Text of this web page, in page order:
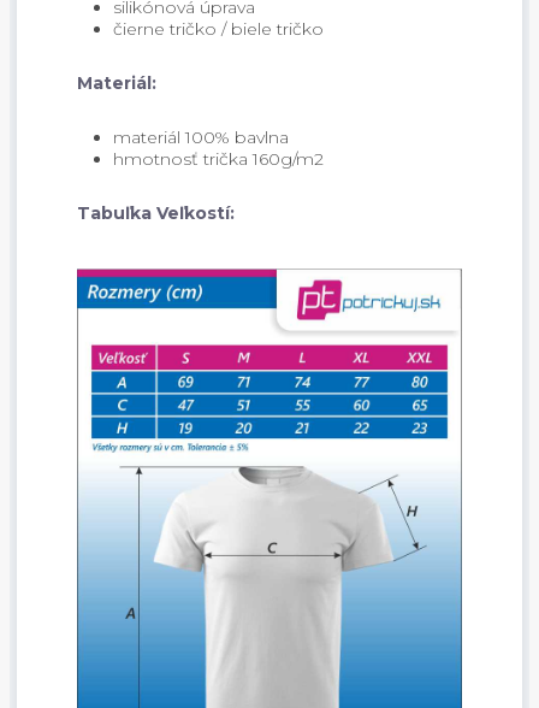
silikónová úprava
čierne tričko / biele tričko
Materiál:
materiál 100% bavlna
hmotnosť trička 160g/m2
Tabuľka Veľkostí: